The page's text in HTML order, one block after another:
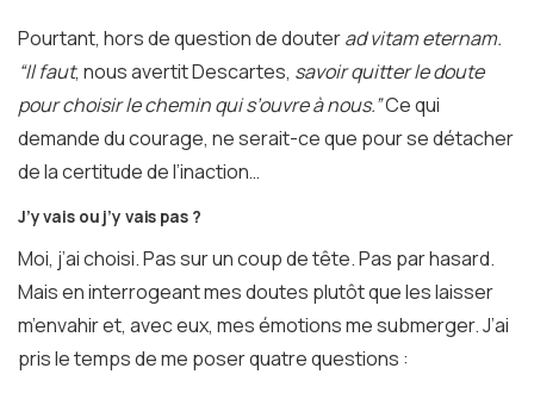
Pourtant, hors de question de douterad vitam eternam.
“Il faut, nous avertit Descartes, savoir quitter le doute
pour choisir le chemin qui s’ouvre à nous.”Ce qui
demande du courage, ne serait-ce que pour se détacher
de la certitude de l’inaction…
J’y vais ou j’y vais pas ?
Moi, j’ai choisi. Pas sur un coup de tête. Pas par hasard.
Mais en interrogeant mes doutes plutôt que les laisser
m’envahir et, avec eux, mes émotions me submerger. J’ai
pris le temps de me poser quatre questions :